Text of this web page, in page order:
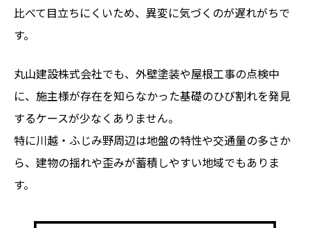
比べて目立ちにくいため、異変に気づくのが遅れがちで
す。
丸山建設株式会社でも、外壁塗装や屋根工事の点検中
に、施主様が存在を知らなかった基礎のひび割れを発見
するケースが少なくありません。
特に川越・ふじみ野周辺は地盤の特性や交通量の多さか
ら、建物の揺れや歪みが蓄積しやすい地域でもありま
す。